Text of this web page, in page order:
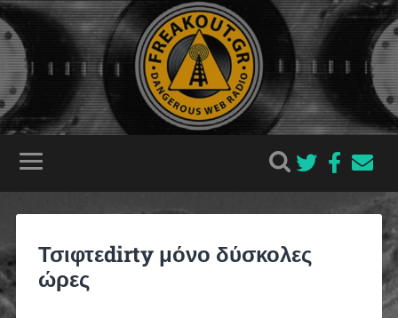
Τσιφτεdirty μόνο δύσκολες
ώρες